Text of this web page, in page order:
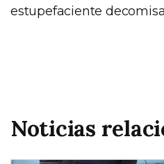
estupefaciente
Noticias